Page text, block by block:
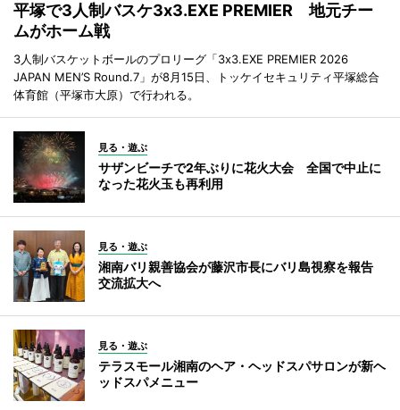
平塚で3人制バスケ3x3.EXE PREMIER 地元チー
ムがホーム戦
3人制バスケットボールのプロリーグ「3x3.EXE PREMIER 2026
JAPAN MEN’S Round.7」が8月15日、トッケイセキュリティ平塚総合
体育館（平塚市大原）で行われる。
見る・遊ぶ
サザンビーチで2年ぶりに花火大会 全国で中止に
なった花火玉も再利用
見る・遊ぶ
湘南バリ親善協会が藤沢市長にバリ島視察を報告
交流拡大へ
見る・遊ぶ
テラスモール湘南のヘア・ヘッドスパサロンが新ヘ
ッドスパメニュー